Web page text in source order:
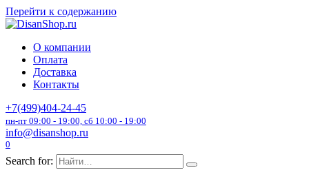
Перейти к содержанию
О компании
Оплата
Доставка
Контакты
+7(499)404-24-45
пн-пт 09:00 - 19:00, сб 10:00 - 19:00
info@disanshop.ru
0
Search for: